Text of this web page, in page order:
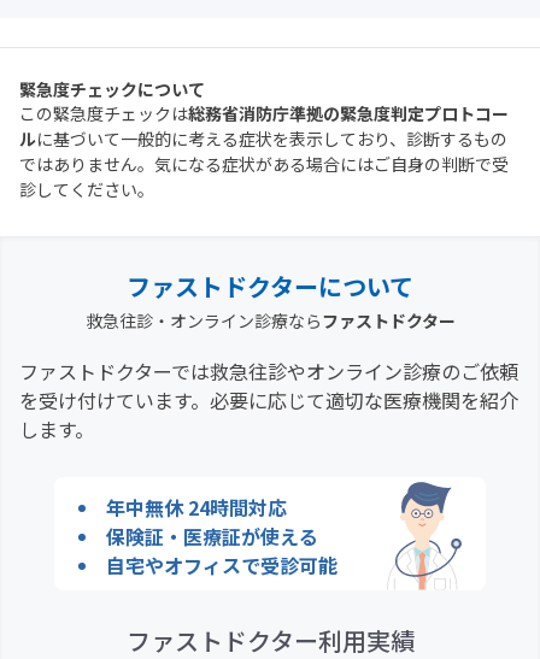
啼泣に加えて強い吐き気、もしくは3回以上の嘔吐
がある
高い所から落ちて、頭をぶつけたため啼泣している
泣している
膨らんでいる
啼泣に加えて痙攣があった
緊急度チェックについて
この緊急度チェックは総務省消防庁準拠の緊急度判定プロトコー
ルに基づいて一般的に考える症状を表示しており、診断するもの
ではありません。気になる症状がある場合にはご自身の判断で受
診してください。
ファストドクターについて
救急往診・オンライン診療ならファストドクター
ファストドクターでは救急往診やオンライン診療のご依頼
を受け付けています。必要に応じて適切な医療機関を紹介
します。
年中無休 24時間対応
保険証・医療証が使える
自宅やオフィスで受診可能
ファストドクター利用実績